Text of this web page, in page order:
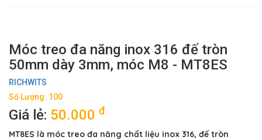
Móc treo đa năng inox 316 đế tròn
50mm dày 3mm, móc M8 - MT8ES
RICHWITS
Số Lượng: 100
Giá lẻ: 50.000 đ
MT8ES là móc treo đa năng chất liệu inox 316, đế tròn